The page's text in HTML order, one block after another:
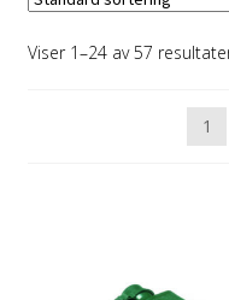
Viser 1–24 av 57
1